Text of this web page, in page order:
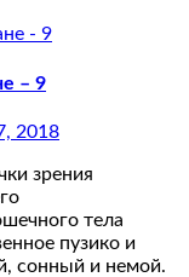
– 9
2018
зрения
тела
пузико и
сонный и немой.